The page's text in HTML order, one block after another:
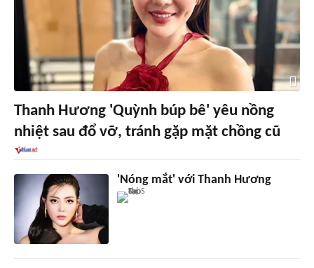
Thanh Hương 'Quỳnh búp bê' yêu nồng
nhiệt sau đổ vỡ, tránh gặp mặt chồng cũ
'Nóng mắt' với Thanh Hương